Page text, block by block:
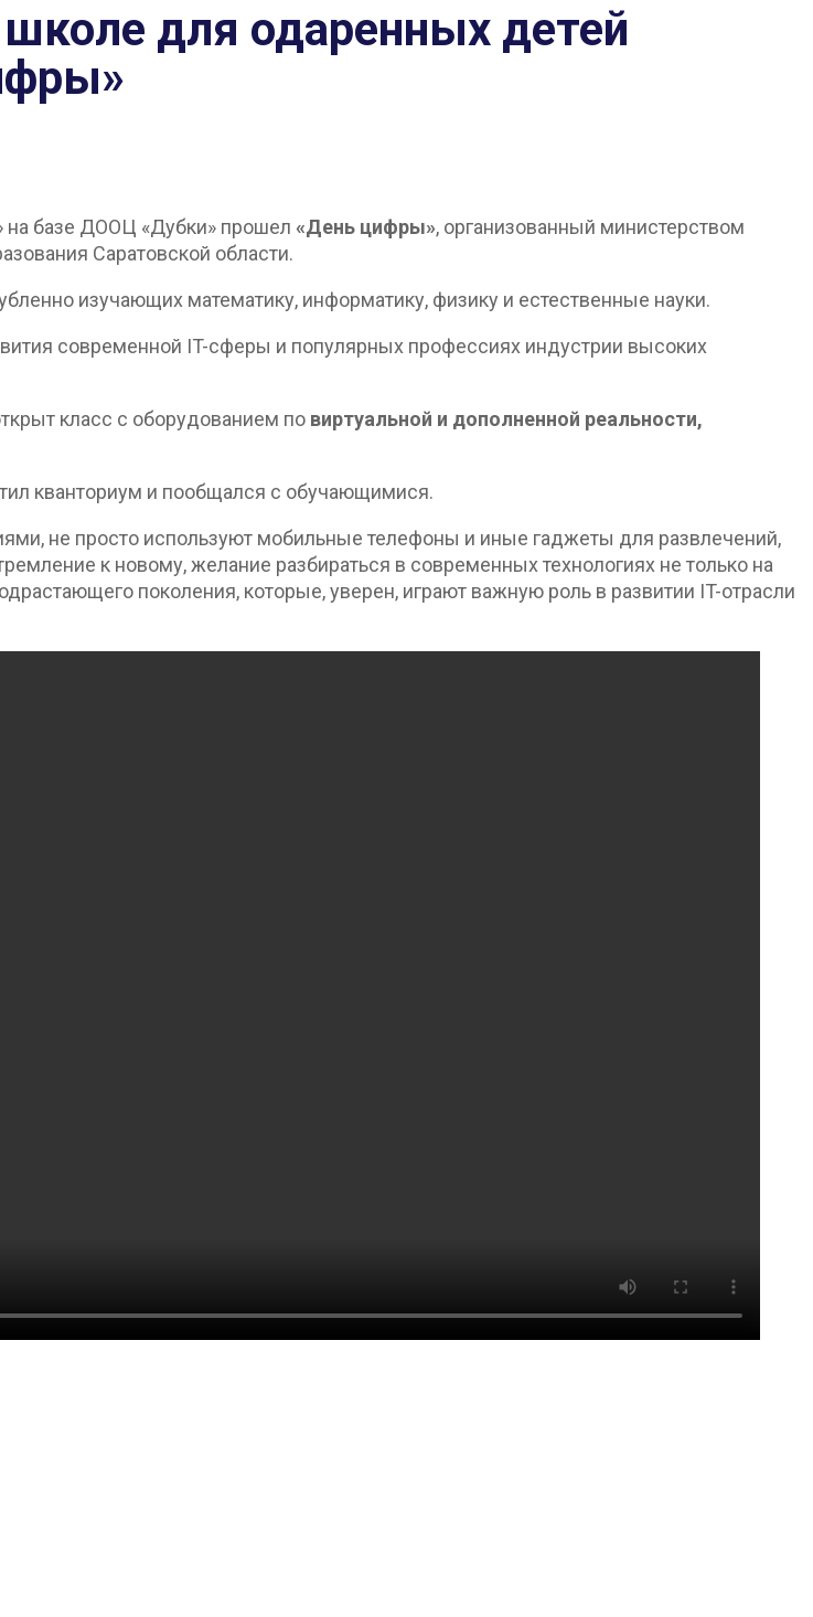
школе для одаренных детей
на базе ДООЦ «Дубки» прошел «День цифры», организованный министерством
Саратовской области.
изучающих математику, информатику, физику и естественные науки.
современной IT-сферы и популярных профессиях индустрии высоких
класс с оборудованием по виртуальной и дополненной реальности,
кванториум и пообщался с обучающимися.
не просто используют мобильные телефоны и иные гаджеты для развлечений,
к новому, желание разбираться в современных технологиях не только на
поколения, которые, уверен, играют важную роль в развитии IT-отрасли